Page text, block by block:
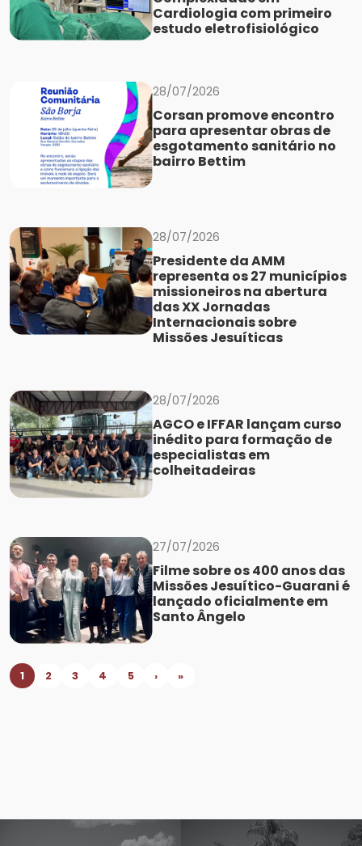
Cardiologia com primeiro
estudo eletrofisiológico
28/07/2026
Corsan promove encontro
para apresentar obras de
esgotamento sanitário no
bairro Bettim
28/07/2026
Presidente da AMM
representa os 27 municípios
missioneiros na abertura
das XX Jornadas
Internacionais sobre
Missões Jesuíticas
28/07/2026
AGCO e IFFAR lançam curso
inédito para formação de
especialistas em
colheitadeiras
27/07/2026
Filme sobre os 400 anos das
Missões Jesuítico-Guarani é
lançado oficialmente em
Santo Ângelo
1 2 3 4 5 › »